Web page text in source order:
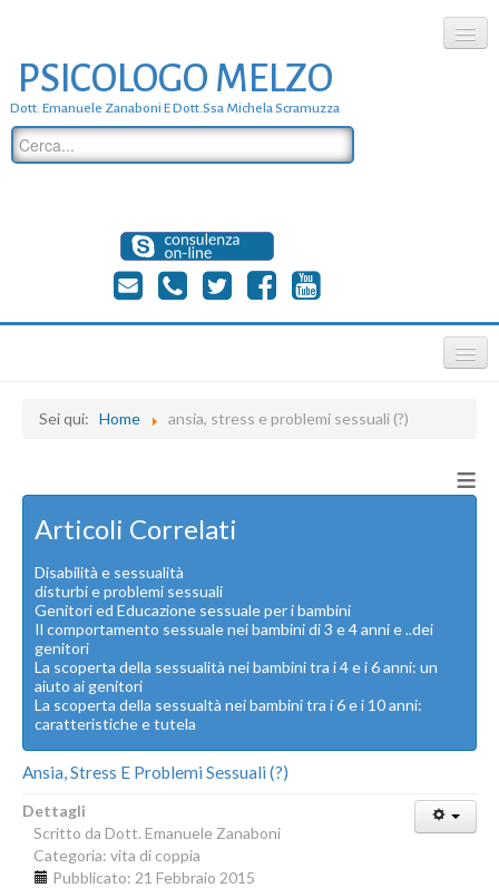
chi siamo
dove siamo
dott. Emanuele Zanaboni
dott.ssa michela scramuzza
PSICOLOGO MELZO
Dott. Emanuele Zanaboni E Dott.ssa Michela Scramuzza
Sei qui: Home ansia, stress e problemi sessuali (?)
≡
Articoli Correlati
Disabilità e sessualità
disturbi e problemi sessuali
Genitori ed Educazione sessuale per i bambini
Il comportamento sessuale nei bambini di 3 e 4 anni e ..dei
genitori
La scoperta della sessualità nei bambini tra i 4 e i 6 anni: un
aiuto ai genitori
La scoperta della sessualtà nei bambini tra i 6 e i 10 anni:
caratteristiche e tutela
Ansia, Stress E Problemi Sessuali (?)
Dettagli
Scritto da Dott. Emanuele Zanaboni
Categoria: vita di coppia
Pubblicato: 21 Febbraio 2015